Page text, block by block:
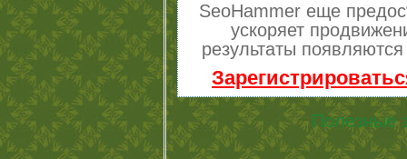
SeoHammer еще
ускоряет
результаты
Полезные